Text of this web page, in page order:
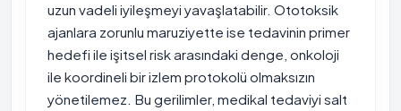
uzun vadeli iyileşmeyi yavaşlatabilir. Ototoksik
ajanlara zorunlu maruziyette ise tedavinin primer
hedefi ile işitsel risk arasındaki denge, onkoloji
ile koordineli bir izlem protokolü olmaksızın
yönetilemez. Bu gerilimler, medikal tedaviyi salt